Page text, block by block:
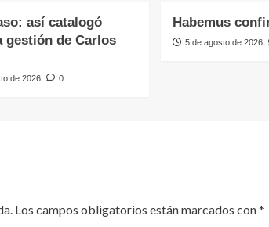
así catalogó
gestión de Carlos
de 2026 0
Habemus
5 de agosto de 2026
Los campos obligatorios están marcados con*